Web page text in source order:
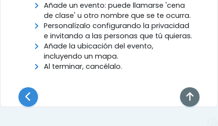
Añade un evento: puede llamarse 'cena
de clase' u otro nombre que se te ocurra.
Personalízalo configurando la privacidad
e invitando a las personas que tú quieras.
Añade la ubicación del evento,
incluyendo un mapa.
Al terminar, cancélalo.